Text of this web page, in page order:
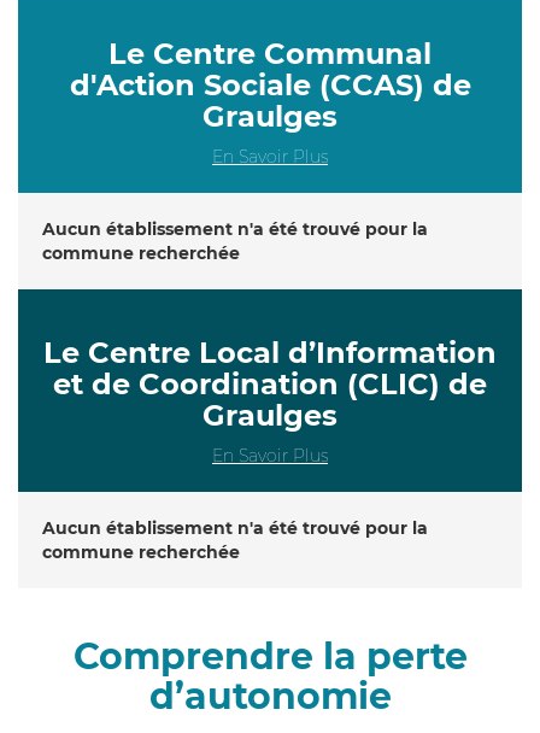
Le Centre Communal
d'Action Sociale (CCAS) de
Graulges
En Savoir Plus
Aucun établissement n'a été trouvé pour la
commune recherchée
Le Centre Local d’Information
et de Coordination (CLIC) de
Graulges
En Savoir Plus
Aucun établissement n'a été trouvé pour la
commune recherchée
Comprendre la perte
d’autonomie